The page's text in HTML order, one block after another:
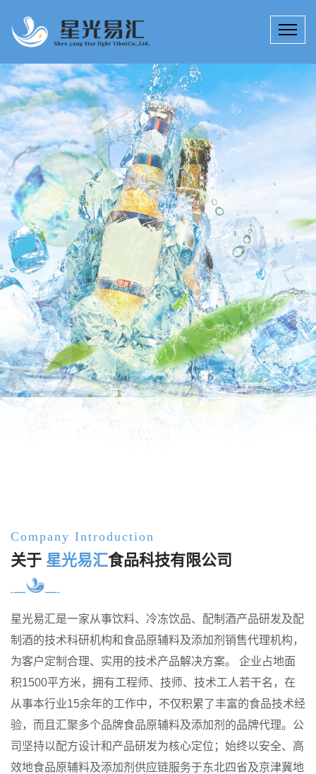
饮料产品研发多种服务
15年来，星光易汇技术团队专注于饮料产品研发、提升、创新；饮
料科技研究所拥有工程师、技师若干名，为客户定制高效、实用的
哈尔滨配制酒产品研发技术产品解决方案。
公司详情
Company Introduction
关于 星光易汇食品科技有限公司
星光易汇是一家从事饮料、冷冻饮品、配制酒产品研发及配
制酒的技术科研机构和食品原辅料及添加剂销售代理机构，
为客户定制合理、实用的技术产品解决方案。 企业占地面
积1500平方米，拥有工程师、技师、技术工人若干名，在
从事本行业15余年的工作中，不仅积累了丰富的食品技术经
验，而且汇聚多个品牌食品原辅料及添加剂的品牌代理。公
司坚持以配方设计和产品研发为核心定位；始终以安全、高
效地食品原辅料及添加剂供应链服务于东北四省及京津冀地